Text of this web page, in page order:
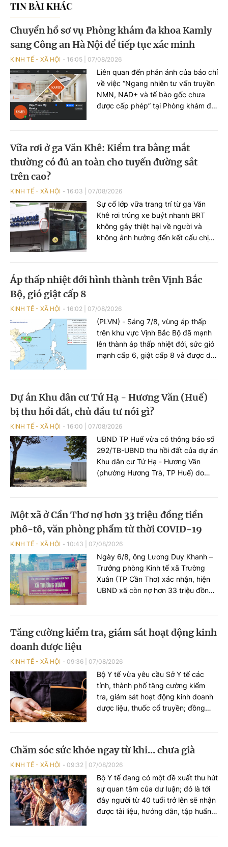
TIN BÀI KHÁC
Chuyển hồ sơ vụ Phòng khám đa khoa Kamly
sang Công an Hà Nội để tiếp tục xác minh
KINH TẾ - XÃ HỘI 16:05 07/08/2026
Liên quan đến phản ánh của báo chí
về việc “Ngang nhiên tư vấn truyền
NMN, NAD+ và tế bào gốc chưa
được cấp phép” tại Phòng khám đa
minh gửi Bộ Y tế và UBND TP.Hà
Nội.
Vữa rơi ở ga Văn Khê: Kiểm tra bằng mắt
thường có đủ an toàn cho tuyến đường sắt
trên cao?
KINH TẾ - XÃ HỘI 16:03 07/08/2026
Sự cố lớp vữa trang trí từ ga Văn
Khê rơi trúng xe buýt nhanh BRT
không gây thiệt hại về người và
không ảnh hưởng đến kết cấu chịu
chu kỳ, trong khi một số hạng mục
bằng máy móc, thiết bị chuyên
quả kiểm định chậm so với yêu cầu,
Công ty TNHH MTV Đường sắt Hà
Nội đã lập phương án rà soát, sửa
chữa tại 12 nhà ga với kinh phí dự
Áp thấp nhiệt đới hình thành trên Vịnh Bắc
Bộ, gió giật cấp 8
KINH TẾ - XÃ HỘI 16:02 07/08/2026
(PLVN) - Sáng 7/8, vùng áp thấp
trên khu vực Vịnh Bắc Bộ đã mạnh
lên thành áp thấp nhiệt đới, sức gió
mạnh cấp 6, giật cấp 8 và được dự
Dự án Khu dân cư Tứ Hạ - Hương Văn (Huế)
bị thu hồi đất, chủ đầu tư nói gì?
KINH TẾ - XÃ HỘI 16:00 07/08/2026
UBND TP Huế vừa có thông báo số
292/TB-UBND thu hồi đất của dự án
Khu dân cư Tứ Hạ - Hương Văn
(phường Hương Trà, TP Huế) do
Một xã ở Cần Thơ nợ hơn 33 triệu đồng tiền
phô-tô, văn phòng phẩm từ thời COVID-19
KINH TẾ - XÃ HỘI 10:43 07/08/2026
Ngày 6/8, ông Lương Duy Khanh –
Trưởng phòng Kinh tế xã Trường
Xuân (TP Cần Thơ) xác nhận, hiện
UBND xã còn nợ hơn 33 triệu đồng
đều là tài liệu và văn phòng phẩm
bệnh COVID-19 trước đây.
Tăng cường kiểm tra, giám sát hoạt động kinh
doanh dược liệu
KINH TẾ - XÃ HỘI 09:36 07/08/2026
Bộ Y tế vừa yêu cầu Sở Y tế các
tỉnh, thành phố tăng cường kiểm
tra, giám sát hoạt động kinh doanh
dược liệu, thuốc cổ truyền; đồng
Chăm sóc sức khỏe ngay từ khi... chưa già
KINH TẾ - XÃ HỘI 09:32 07/08/2026
Bộ Y tế đang có một đề xuất thu hút
sự quan tâm của dư luận; đó là tới
đây người từ 40 tuổi trở lên sẽ nhận
được tài liệu, hướng dẫn, tập huấn